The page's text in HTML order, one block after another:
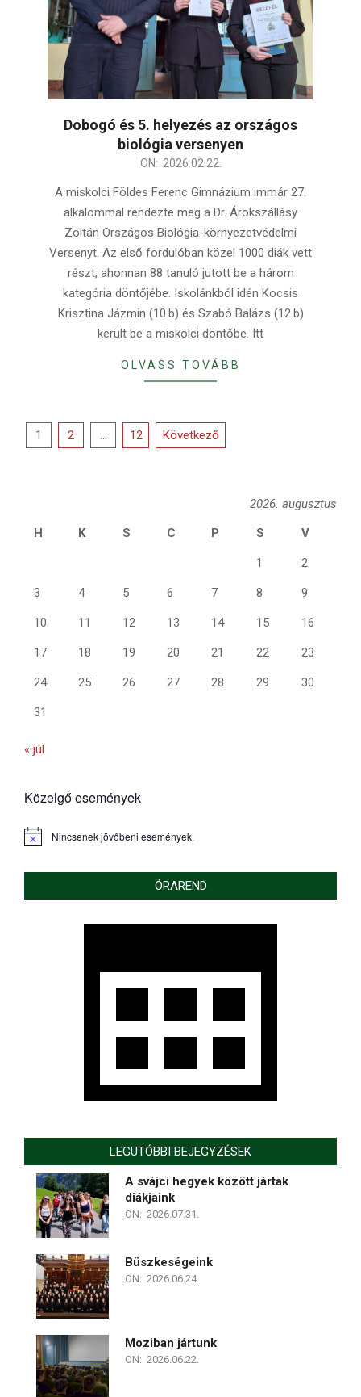
Dobogó és 5. helyezés az országos
biológia versenyen
ON: 2026.02.22.
A miskolci Földes Ferenc Gimnázium immár 27.
alkalommal rendezte meg a Dr. Árokszállásy
Zoltán Országos Biológia-környezetvédelmi
Versenyt. Az első fordulóban közel 1000 diák vett
részt, ahonnan 88 tanuló jutott be a három
kategória döntőjébe. Iskolánkból idén Kocsis
Krisztina Jázmin (10.b) és Szabó Balázs (12.b)
került be a miskolci döntőbe. Itt
OLVASS TOVÁBB
Bejegyzések
1 2 12 Következő
2026. augusztus
H
K S C P S V
1 2
3 4 5 6 7 8 9
10 11 12 13 14 15 16
17 18 19 20 21 22 23
24 25 26 27 28 29 30
31
« júl
Közelgő események
Notice Nincsenek jövőbeni események.
ÓRAREND
LEGUTÓBBI BEJEGYZÉSEK
A svájci hegyek között jártak
diákjaink
ON: 2026.07.31.
Büszkeségeink
ON: 2026.06.24.
Moziban jártunk
ON: 2026.06.22.